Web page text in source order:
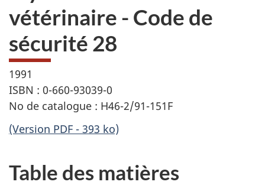
vétérinaire - Code de
sécurité 28
1991
ISBN : 0-660-93039-0
No de catalogue : H46-2/91-151F
(Version PDF - 393 ko)
Table des matières